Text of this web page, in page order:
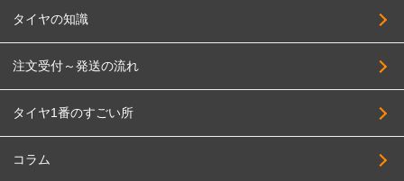
タイヤの知識
注文受付～発送の流れ
タイヤ1番のすごい所
コラム